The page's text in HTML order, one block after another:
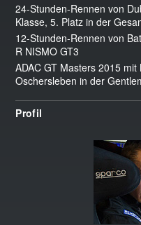
24-Stunden-Rennen von
Klasse, 5. Platz in der
12-Stunden-Rennen von
R NISMO GT3
ADAC GT Masters 2015
Oschersleben in der
Profil